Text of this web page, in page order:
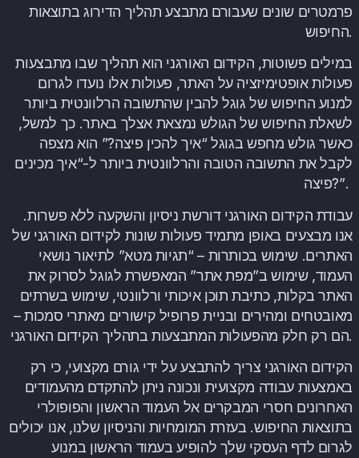
פרמטרים שונים שעבורם מתבצע תהליך הדירוג בתוצאות
החיפוש.
במילים פשוטות, הקידום האורגני הוא תהליך שבו מתבצעות
פעולות אופטימיזציה על האתר, פעולות אלו נועדו לגרום
למנוע החיפוש של גוגל להבין שהתשובה הרלוונטית ביותר
לשאלת החיפוש של הגולש נמצאת אצלך באתר. כך למשל,
כאשר גולש מחפש בגוגל “איך להכין פיצה?” הוא מצפה
לקבל את התשובה הטובה והרלוונטית ביותר ל-“איך מכינים
פיצה?”.
עבודת הקידום האורגני דורשת ניסיון והשקעה ללא פשרות.
אנו מבצעים באופן מתמיד פעולות שונות לקידום האורגני של
האתרים. שימוש בכותרות – “תגיות מטא” לתיאור נושאי
העמוד, שימוש ב”מפת אתר” המאפשרת לגוגל לסרוק את
האתר בקלות, כתיבת תוכן איכותי ורלוונטי, שימוש בשרתים
מאובטחים ומהירים ובניית פרופיל קישורים מאתרי סמכות –
הם רק חלק מהפעולות המתבצעות בתהליך הקידום האורגני.
הקידום האורגני צריך להתבצע על ידי גורם מקצועי, כי רק
באמצעות עבודה מקצועית ונכונה ניתן להתקדם מהעמודים
האחרונים חסרי המבקרים אל העמוד הראשון והפופולרי
בתוצאות החיפוש. בעזרת המומחיות והניסיון שלנו, אנו יכולים
לגרום לדף העסקי שלך להופיע בעמוד הראשון במנוע